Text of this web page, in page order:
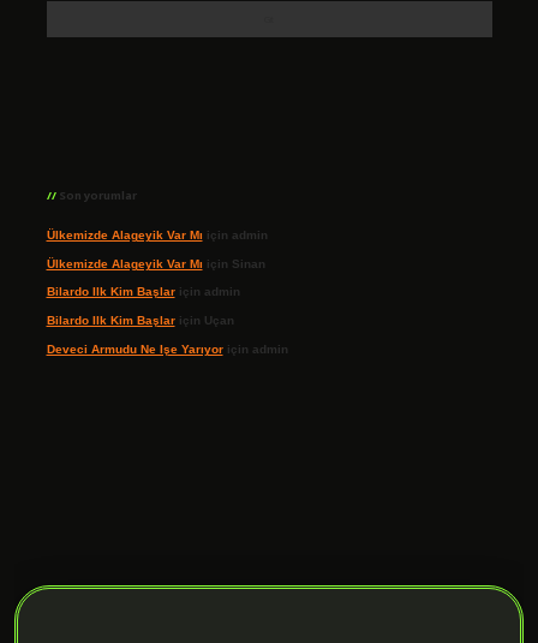
Son yorumlar
Ülkemizde Alageyik Var Mı için admin
Ülkemizde Alageyik Var Mı için Sinan
Bilardo Ilk Kim Başlariçin admin
Bilardo Ilk Kim Başlariçin Uçan
Deveci Armudu Ne Işe Yarıyoriçin admin